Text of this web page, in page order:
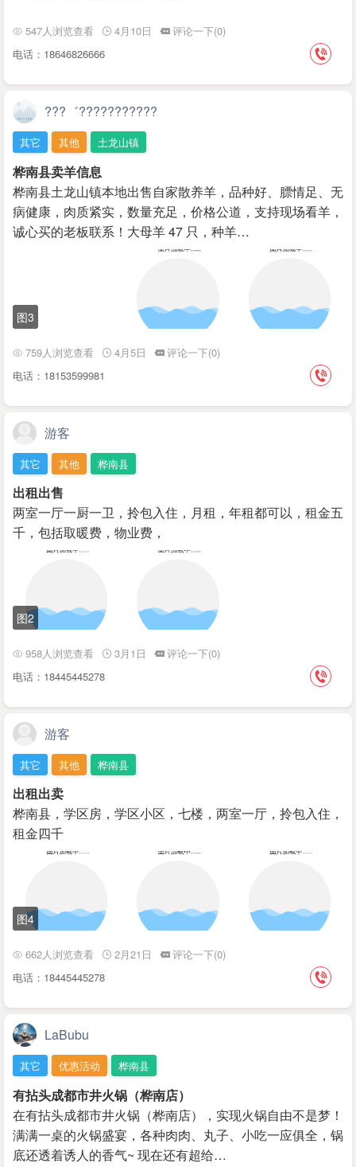
547人浏览查看 4月10日
评论一下(0)
电话：18646826666
???゛???????????
其它 其他 土龙山镇
桦南县卖羊信息
桦南县土龙山镇本地出售自家散养羊，品种好、膘情足、无
病健康，肉质紧实，数量充足，价格公道，支持现场看羊，
诚心买的老板联系！大母羊 47 只，种羊…
图3
759人浏览查看 4月5日
评论一下(0)
电话：18153599981
游客
其它 其他 桦南县
出租出售
两室一厅一厨一卫，拎包入住，月租，年租都可以，租金五
千，包括取暖费，物业费，
图2
958人浏览查看 3月1日
评论一下(0)
电话：18445445278
游客
其它 其他 桦南县
出租出卖
桦南县，学区房，学区小区，七楼，两室一厅，拎包入住，
租金四千
图4
662人浏览查看 2月21日
评论一下(0)
电话：18445445278
LaBubu
其它 优惠活动 桦南县
有拈头成都市井火锅（桦南店）
在有拈头成都市井火锅（桦南店），实现火锅自由不是梦！
满满一桌的火锅盛宴，各种肉肉、丸子、小吃一应俱全，锅
底还透着诱人的香气~ 现在还有超给…